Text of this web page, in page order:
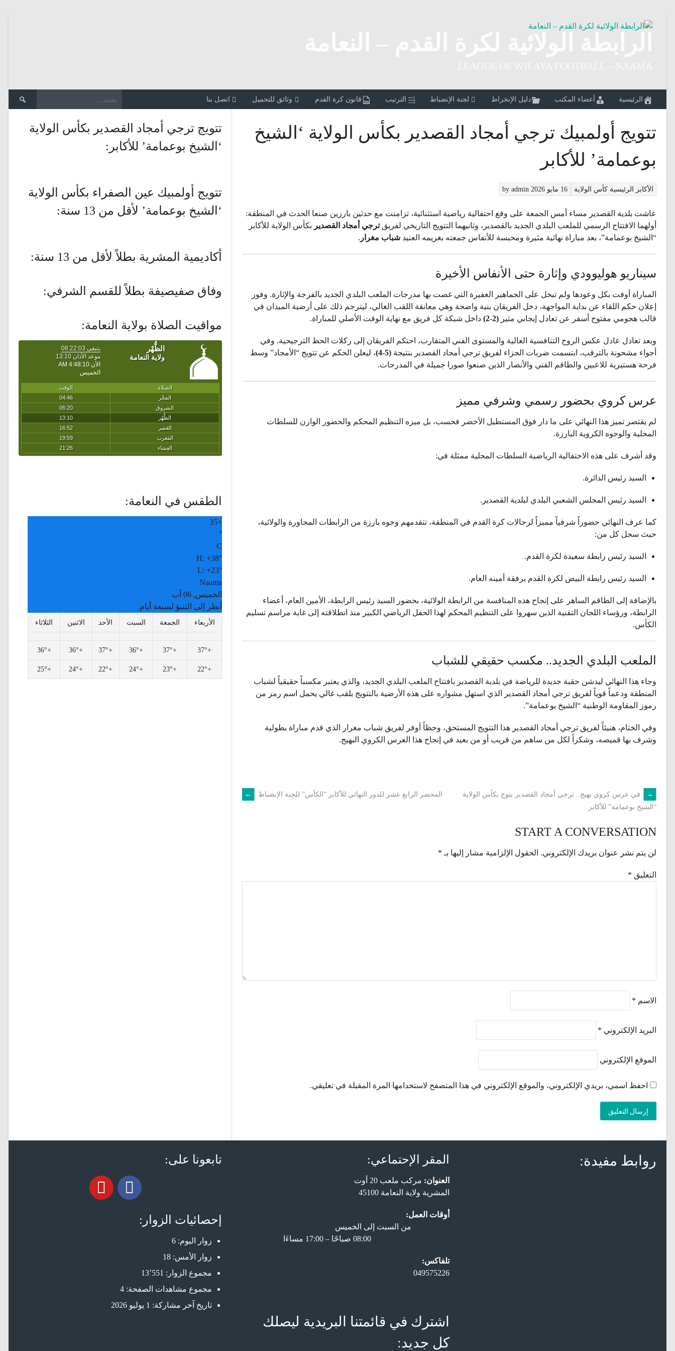
الرئيسية أعضاء المكتب دليل الإنخراط لجنة الإنضباط الترتيب قانون كرة القدم وثائق للتحميل اتصل بنا
تتويج أولمبيك ترجي أمجاد القصدير بكأس الولاية ‘الشيخ
بوعمامة’ للأكابر
الأكابر الرئيسية كأس الولاية 16 مايو 2026 byadmin
عاشت بلدية القصدير مساء أمس الجمعة على وقع احتفالية رياضية استثنائية، تزامنت مع حدثين بارزين صنعا الحدث في المنطقة:
أولهما الافتتاح الرسمي للملعب البلدي الجديد بالقصدير، وثانيهما التتويج التاريخي لفريقترجي أمجاد القصدير بكأس الولاية للأكابر
“الشيخ بوعمامة”، بعد مباراة نهائية مثيرة ومحبسة للأنفاس جمعته بغريمه العنيدشباب مغرار .
سيناريو هوليوودي وإثارة حتى الأنفاس الأخيرة
المباراة أوفت بكل وعودها ولم تبخل على الجماهير الغفيرة التي غصت بها مدرجات الملعب البلدي الجديد بالفرجة والإثارة. وفور
إعلان حكم اللقاء عن بداية المواجهة، دخل الفريقان بنية واضحة وهي معانقة اللقب الغالي، ليترجم ذلك على أرضية الميدان في
قالب هجومي مفتوح أسفر عن تعادل إيجابي مثير(2-2) داخل شبكة كل فريق مع نهاية الوقت الأصلي للمباراة.
وبعد تعادل عادل عكس الروح التنافسية العالية والمستوى الفني المتقارب، احتكم الفريقان إلى ركلات الحظ الترجيحية. وفي
أجواء مشحونة بالترقب، ابتسمت ضربات الجزاء لفريق ترجي أمجاد القصدير بنتيجة(5-4)
، ليعلن الحكم عن تتويج “الأمجاد” وسط
فرحة هستيرية للاعبين والطاقم الفني والأنصار الذين صنعوا صورا جميلة في المدرجات.
عرس كروي بحضور رسمي وشرفي مميز
لم يقتصر تميز هذا النهائي على ما دار فوق المستطيل الأخضر فحسب، بل ميزه التنظيم المحكم والحضور الوازن للسلطات
المحلية والوجوه الكروية البارزة.
وقد أشرف على هذه الاحتفالية الرياضية السلطات المحلية ممثلة في:
السيد رئيس الدائرة.
السيد رئيس المجلس الشعبي البلدي لبلدية القصدير.
كما عرف النهائي حضوراً شرفياً مميزاً لرجالات كرة القدم في المنطقة، تتقدمهم وجوه بارزة من الرابطات المجاورة والولائية،
حيث سجل كل من:
السيد رئيس رابطة سعيدة لكرة القدم.
السيد رئيس رابطة البيض لكرة القدم برفقة أمينه العام.
بالإضافة إلى الطاقم الساهر على إنجاح هذه المنافسة من الرابطة الولائية، بحضور السيد رئيس الرابطة، الأمين العام، أعضاء
الرابطة، ورؤساء اللجان التقنية الذين سهروا على التنظيم المحكم لهذا الحفل الرياضي الكبير منذ انطلاقته إلى غاية مراسم تسليم
الكأس.
الملعب البلدي الجديد.. مكسب حقيقي للشباب
وجاء هذا النهائي ليدشن حقبة جديدة للرياضة في بلدية القصدير بافتتاح الملعب البلدي الجديد، والذي يعتبر مكسباً حقيقياً لشباب
المنطقة ودعماً قوياً لفريق ترجي أمجاد القصدير الذي استهل مشواره على هذه الأرضية بالتتويج بلقب غالي يحمل اسم رمز من
رموز المقاومة الوطنية “الشيخ بوعمامة”.
وفي الختام، هنيئاً لفريق ترجي أمجاد القصدير هذا التتويج المستحق، وحظاً أوفر لفريق شباب مغرار الذي قدم مباراة بطولية
وشرف بها قميصه، وشكراً لكل من ساهم من قريب أو من بعيد في إنجاح هذا العرس الكروي البهيج.
POST
NAVIGATION
←
في عرس كروي بهيج.. ترجي أمجاد القصدير يتوج بكأس الولاية
“الشيخ بوعمامة” للأكابر
المحضر الرابع عشر للدور النهائي للأكابر “الكأس” للجنة الإنضباط →
START A CONVERSATION
لن يتم نشر عنوان بريدك الإلكتروني. الحقول الإلزامية مشار إليها بـ *
التعليق *
الاسم *
البريد الإلكتروني *
الموقع الإلكتروني
احفظ اسمي، بريدي الإلكتروني، والموقع الإلكتروني في هذا المتصفح لاستخدامها المرة المقبلة في تعليقي.
تتويج ترجي أمجاد القصدير بكأس الولاية
‘الشيخ بوعمامة’ للأكابر:
تتويج أولمبيك عين الصفراء بكأس الولاية
‘الشيخ بوعمامة’ لأقل من 13 سنة:
أكاديمية المشرية بطلاً لأقل من 13 سنة:
وفاق صفيصيفة بطلاً للقسم الشرفي:
مواقيت الصلاة بولاية النعامة:
الطقس في النعامة:
+
35
°
C
H:+38°
L:+23°
Naama
الخميس, 06 آب
أنظر إلى التنبؤ لسبعة أيام
الأربعاء الجمعة السبت الأحد الاثنين الثلاثاء
+
37°
+
37°
+
36°
+
37°
+
36°
+
36°
+
22°
+
23°
+
24°
+
22°
+
24°
+
25°
روابط مفيدة: المقر الإحتماعي:
العنوان: مركب ملعب 20 أوت
المشرية ولاية النعامة 45100
أوقات العمل:
من السبت إلى الخميس
08:00 صباحًا – 17:00 مساءَا
تلفاكس:
049575226
اشترك في قائمتنا البريدية ليصلك
كل جديد:
تابعونا على:
إحصائيات الزوار:
زوار اليوم: 6
زوار الأمس: 18
مجموع الزوار: 13٬551
مجموع مشاهدات الصفحة: 4
تاريخ آخر مشاركة: 1 يوليو 2026